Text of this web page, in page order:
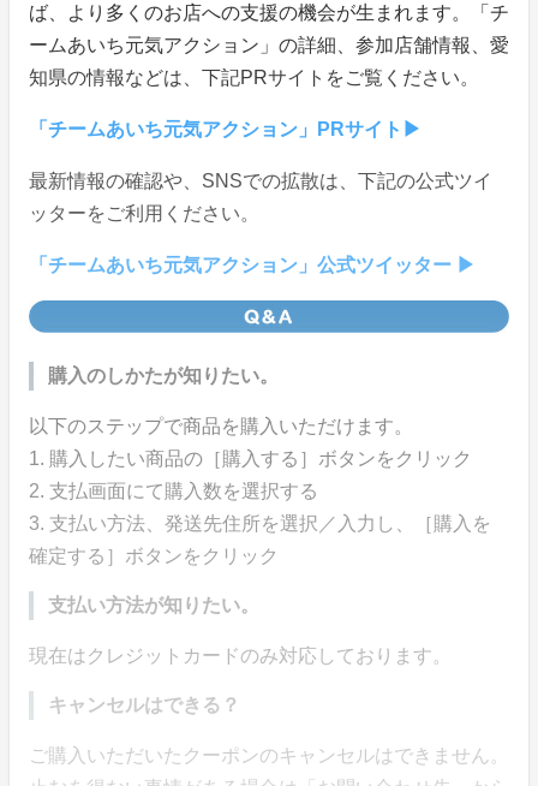
ば、より多くのお店への支援の機会が生まれます。「チ
ームあいち元気アクション」の詳細、参加店舗情報、愛
知県の情報などは、下記PRサイトをご覧ください。
「チームあいち元気アクション」PRサイト▶︎
最新情報の確認や、SNSでの拡散は、下記の公式ツイ
ッターをご利用ください。
「チームあいち元気アクション」公式ツイッター ▶
購入のしかたが知りたい。
以下のステップで商品を購入いただけます。
1. 購入したい商品の［購入する］ボタンをクリック
2. 支払画面にて購入数を選択する
3. 支払い方法、発送先住所を選択／入力し、［購入を
確定する］ボタンをクリック
支払い方法が知りたい。
現在はクレジットカードのみ対応しております。
キャンセルはできる？
ご購入いただいたクーポンのキャンセルはできません。